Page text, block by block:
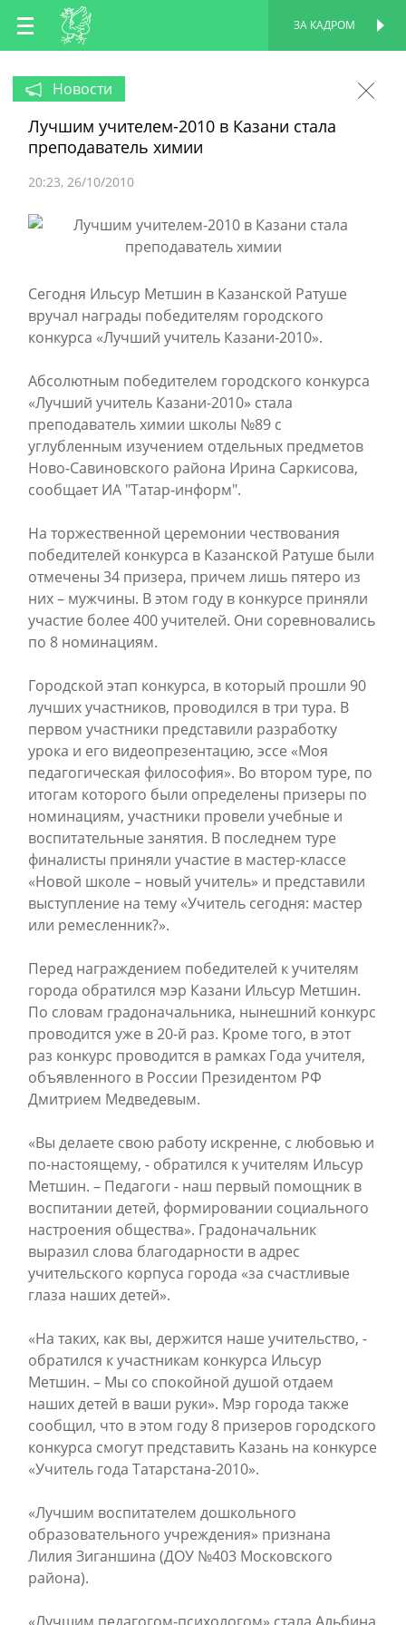
RU
EN
ЗА КАДРОМ
Новости
Лучшим учителем-2010 в Казани стала
преподаватель химии
20:23 26/10/2010
Сегодня Ильсур Метшин в Казанской Ратуше
вручал награды победителям городского
конкурса «Лучший учитель Казани-2010».
Абсолютным победителем городского конкурса
«Лучший учитель Казани-2010» стала
преподаватель химии школы №89 с
углубленным изучением отдельных предметов
Ново-Савиновского района Ирина Саркисова,
сообщает ИА "Татар-информ".
На торжественной церемонии чествования
победителей конкурса в Казанской Ратуше были
отмечены 34 призера, причем лишь пятеро из
них – мужчины. В этом году в конкурсе приняли
участие более 400 учителей. Они соревновались
по 8 номинациям.
Городской этап конкурса, в который прошли 90
лучших участников, проводился в три тура. В
первом участники представили разработку
урока и его видеопрезентацию, эссе «Моя
педагогическая философия». Во втором туре, по
итогам которого были определены призеры по
номинациям, участники провели учебные и
воспитательные занятия. В последнем туре
финалисты приняли участие в мастер-классе
«Новой школе – новый учитель» и представили
выступление на тему «Учитель сегодня: мастер
или ремесленник?».
Перед награждением победителей к учителям
города обратился мэр Казани Ильсур Метшин.
По словам градоначальника, нынешний конкурс
проводится уже в 20-й раз. Кроме того, в этот
раз конкурс проводится в рамках Года учителя,
объявленного в России Президентом РФ
Дмитрием Медведевым.
«Вы делаете свою работу искренне, с любовью и
по-настоящему, - обратился к учителям Ильсур
Метшин. – Педагоги - наш первый помощник в
воспитании детей, формировании социального
настроения общества». Градоначальник
выразил слова благодарности в адрес
учительского корпуса города «за счастливые
глаза наших детей».
«На таких, как вы, держится наше учительство, -
обратился к участникам конкурса Ильсур
Метшин. – Мы со спокойной душой отдаем
наших детей в ваши руки». Мэр города также
сообщил, что в этом году 8 призеров городского
конкурса смогут представить Казань на конкурсе
«Учитель года Татарстана-2010».
«Лучшим воспитателем дошкольного
образовательного учреждения» признана
Лилия Зиганшина (ДОУ №403 Московского
района).
ПЕРСОНАЛЬНАЯ